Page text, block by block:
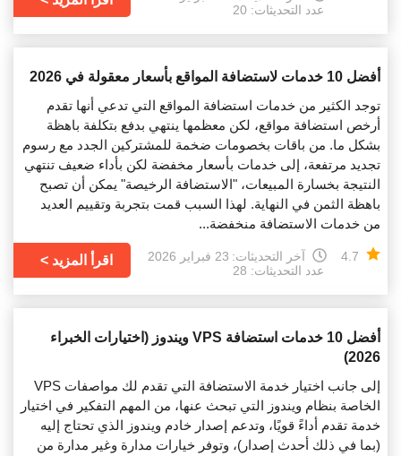
عدد التحديثات: 20
أفضل 10 خدمات لاستضافة المواقع بأسعار معقولة في 2026
توجد الكثير من خدمات استضافة المواقع التي تدعي أنها تقدم
أرخص استضافة مواقع، لكن معظمها ينتهي بدفع بتكلفة باهظة
بشكل ما. من باقات بخصومات ضخمة للمشتركين الجدد مع رسوم
تجديد مرتفعة، إلى خدمات بأسعار مخفضة لكن بأداء ضعيف تنتهي
النتيجة بخسارة المبيعات، "الاستضافة الرخيصة" يمكن أن تصبح
باهظة الثمن في النهاية. لهذا السبب قمت بتجربة وتقييم العديد
من خدمات الاستضافة منخفضة...
4.7 آخر التحديثات: 23 فبراير 2026
عدد التحديثات: 28
اقرأ المزيد
أفضل 10 خدمات استضافة VPS ويندوز (اختيارات الخبراء
2026)
إلى جانب اختيار خدمة الاستضافة التي تقدم لك مواصفات VPS
الخاصة بنظام ويندوز التي تبحث عنها، من المهم التفكير في اختيار
خدمة تقدم أداءً قويًا، وتدعم إصدار خادم ويندوز الذي تحتاج إليه
(بما في ذلك أحدث إصدار)، وتوفر خيارات مدارة وغير مدارة من